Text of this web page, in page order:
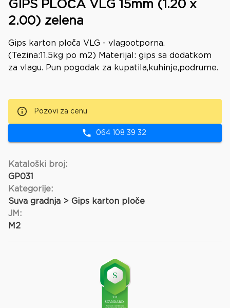
GIPS PLOČA VLG 15mm (1.20 x
2.00) zelena
Gips karton ploča VLG - vlagootporna.
(Tezina:11.5kg po m2) Materijal: gips sa dodatkom
za vlagu. Pun pogodak za kupatila,kuhinje,podrume.
Pozovi za cenu
064 108 39 32
Kataloški broj:
GP031
Kategorije:
Suva gradnja > Gips karton ploče
JM:
M2